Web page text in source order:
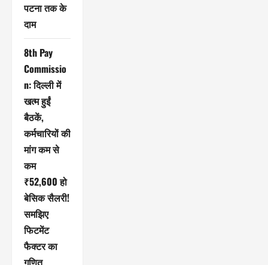
पटना तक के
दाम
8th Pay
Commissio
n: दिल्ली में
खत्म हुईं
बैठकें,
कर्मचारियों की
मांग कम से
कम
₹52,600 हो
बेसिक सैलरी!
समझिए
फिटमेंट
फैक्टर का